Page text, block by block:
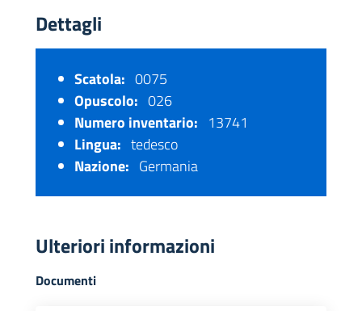
Dettagli
Scatola: 0075
Opuscolo: 026
Numero inventario: 13741
Lingua: tedesco
Nazione: Germania
Ulteriori informazioni
Documenti